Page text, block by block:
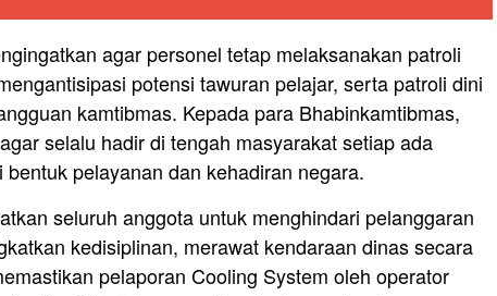
agar personel tetap melaksanakan patroli
potensi tawuran pelajar, serta patroli dini
kamtibmas. Kepada para Bhabinkamtibmas,
selalu hadir di tengah masyarakat setiap ada
pelayanan dan kehadiran negara.
seluruh anggota untuk menghindari pelanggaran
kedisiplinan, merawat kendaraan dinas secara
pelaporan Cooling System oleh operator